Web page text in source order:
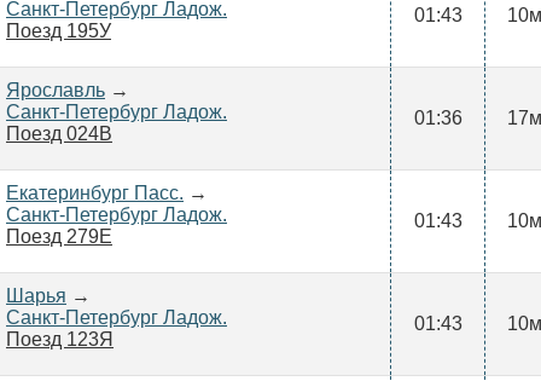
Санкт-Петербург Ладож.
Поезд 195У
01:43 10м
Ярославль →
Санкт-Петербург Ладож.
Поезд 024В
01:36 17м
Екатеринбург Пасс. →
Санкт-Петербург Ладож.
Поезд 279Е
01:43 10м
Шарья →
Санкт-Петербург Ладож.
Поезд 123Я
01:43 10м